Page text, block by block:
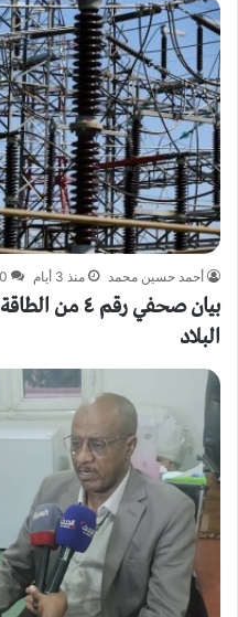
أحمد حسين محمد منذ 3 أيام 0
بيان صحفي
البلاد